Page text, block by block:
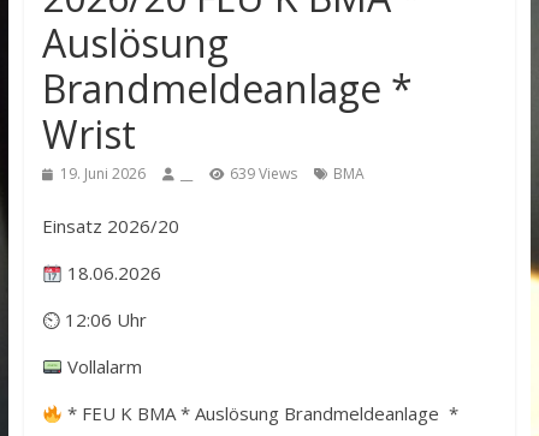
Auslösung
Brandmeldeanlage *
Wrist
19. Juni 2026 639 Views BMA
Einsatz 2026/20
18.06.2026
⏲ 12:06 Uhr
Vollalarm
* FEU K BMA * Auslösung Brandmeldeanlage *